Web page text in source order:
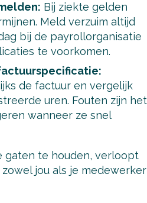
Bij ziekte gelden
Meld verzuim altijd
bij de payrollorganisatie
te voorkomen.
de factuur en vergelijk
uren. Fouten zijn het
wanneer ze snel
gaten te houden, verloopt
jou als je medewerker